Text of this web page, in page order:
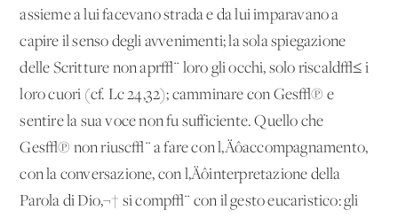
assieme a lui facevano strada e da lui imparavano a
capire il senso degli avvenimenti; la sola spiegazione
delle Scritture non apr√¨ loro gli occhi, solo riscald√≤ i
loro cuori (cf. Lc 24,32); camminare con Ges√π e
sentire la sua voce non fu sufficiente. Quello che
Ges√π non riusc√¨ a fare con l‚Äôaccompagnamento,
con la conversazione, con l‚Äôinterpretazione della
Parola di Dio,¬† si comp√¨ con il gesto eucaristico: gli